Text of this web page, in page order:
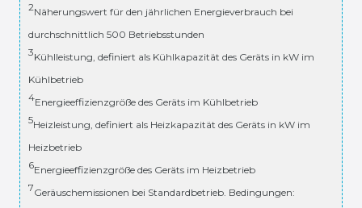
2Näherungswert für den jährlichen Energieverbrauch bei
durchschnittlich 500 Betriebsstunden
3Kühlleistung, definiert als Kühlkapazität des Geräts in kW im
Kühlbetrieb
4Energieeffizienzgröße des Geräts im Kühlbetrieb
5Heizleistung, definiert als Heizkapazität des Geräts in kW im
Heizbetrieb
6Energieeffizienzgröße des Geräts im Heizbetrieb
7Geräuschemissionen bei Standardbetrieb. Bedingungen: